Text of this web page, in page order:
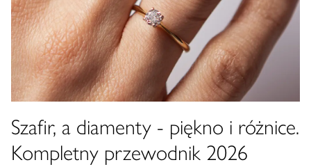
Szafir, a diamenty - piękno i różnice.
Kompletny przewodnik 2026